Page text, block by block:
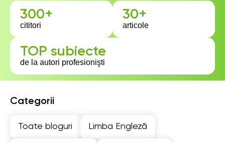
300+
cititori
30+
articole
TOP subiecte
de la autori profesionişti
Categorii
Toate bloguri Limba Engleză